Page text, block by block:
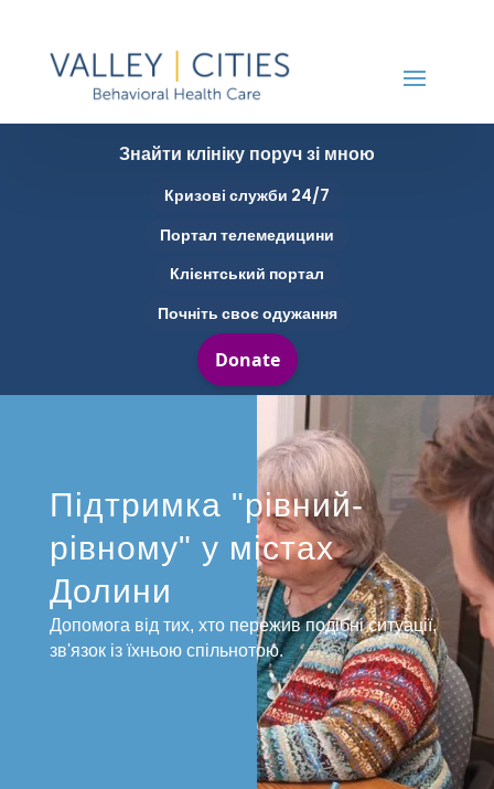
Знайти клініку поруч зі мною
Кризові служби 24/7
Портал телемедицини
Клієнтський портал
Почніть своє одужання
Підтримка "рівний-
рівному" у містах
Долини
Допомога від тих, хто пережив подібні ситуації,
зв'язок із їхньою спільнотою.